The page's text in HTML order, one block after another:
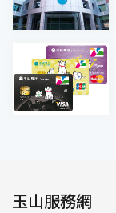
玉山服務網